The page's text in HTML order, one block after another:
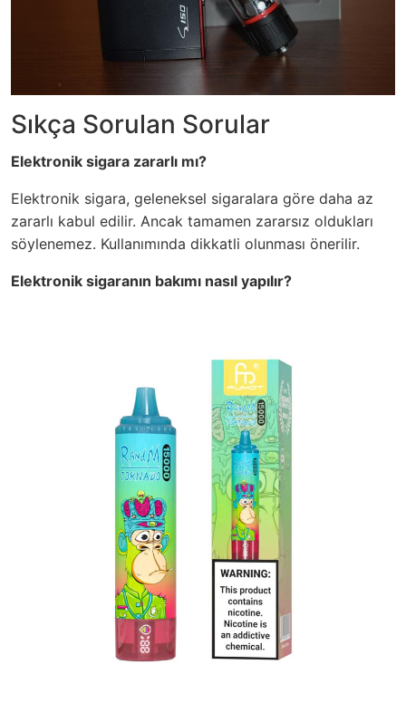
Sıkça Sorulan Sorular
Elektronik sigara zararlı mı?
Elektronik sigara, geleneksel sigaralara göre daha az
zararlı kabul edilir. Ancak tamamen zararsız oldukları
söylenemez. Kullanımında dikkatli olunması önerilir.
Elektronik sigaranın bakımı nasıl yapılır?